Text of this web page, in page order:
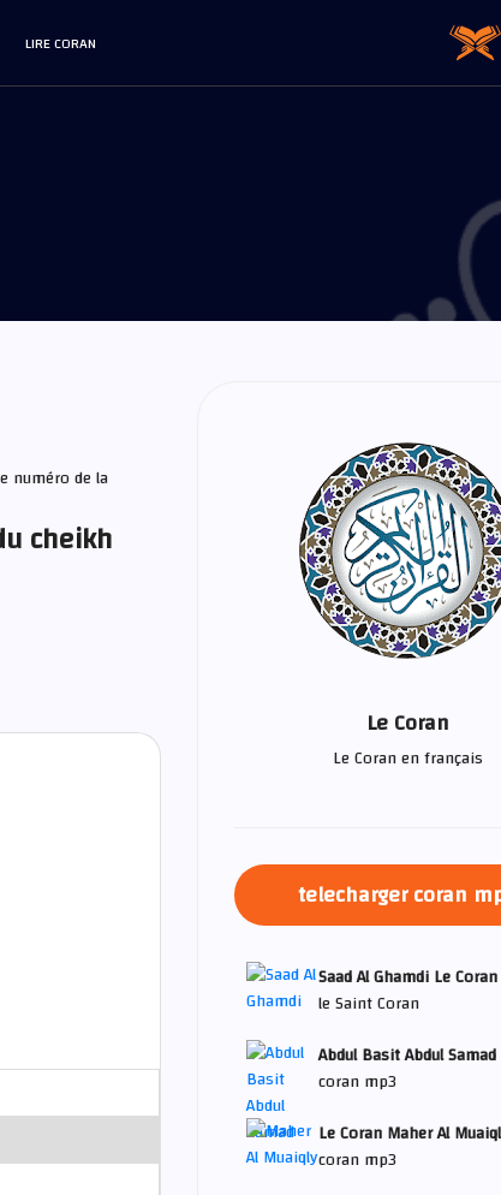
LIRE CORAN
numéro de la
cheikh
Le Coran
Le Coran en français
telecharger coran
Saad Al Ghamdi Le
le Saint Coran
Abdul Basit Abdul Samad
coran mp3
Le Coran Maher Al
coran mp3